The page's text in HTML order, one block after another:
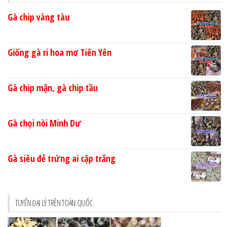
Gà chip vàng tàu
Giống gà ri hoa mơ Tiên Yên
Gà chip mận, gà chip tầu
Gà chọi nòi Minh Dư
Gà siêu đẻ trứng ai cập trắng
TUYỂN ĐẠI LÝ TRÊN TOÀN QUỐC